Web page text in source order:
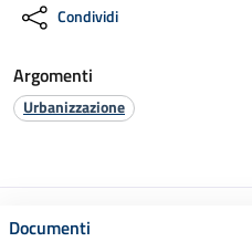
Condividi
Argomenti
Urbanizzazione
Documenti